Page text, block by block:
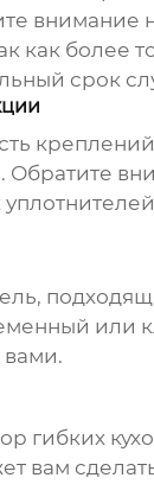
внимание
как более
срок
Обратите
,
или
гибких
вам